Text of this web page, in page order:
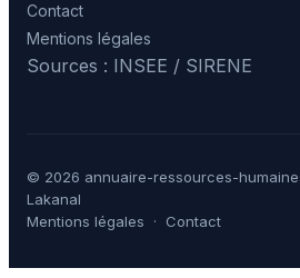
Contact
Mentions légales
Sources : INSEE / SIRENE
© 2026 annuaire-ressources-
Lakanal
Mentions légales · Contact